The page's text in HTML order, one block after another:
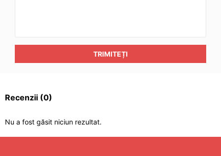
TRIMITEȚI
Recenzii (0)
Nu a fost găsit niciun rezultat.